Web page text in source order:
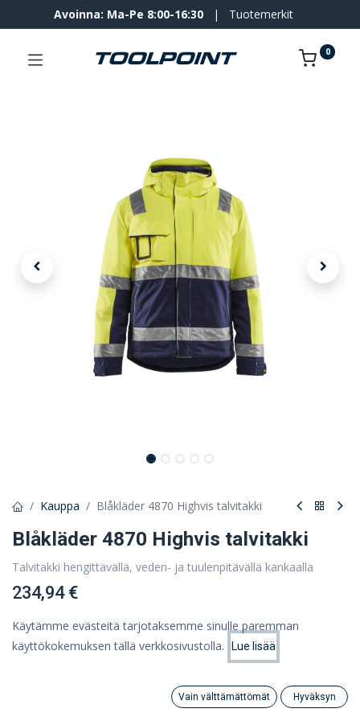
Hinta:
Lisää ostoskoriin
Category
Avoinna: Ma-Pe 8:00-16:30 | Tuotemerkit
0
Kauppa Blåkläder 4870 Highvis talvitakki
Blåkläder 4870 Highvis talvitakki
Talvitakki hengittävällä, veden- ja tuulenpitävällä kankaalla
234,94 €
187,20 €
Käytämme evästeitä tarjotaksemme sinulle paremman
käyttökokemuksen tällä verkkosivustolla.
Lue lisää
Vain välttämättömät Hyväksyn